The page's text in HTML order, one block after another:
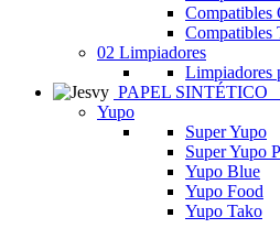
Compatibles
Compatibles
02 Limpiadores
Limpiadores
PAPEL SINTÉTICO
Yupo
Super Yupo
Super Yupo
Yupo Blue
Yupo Food
Yupo Tako